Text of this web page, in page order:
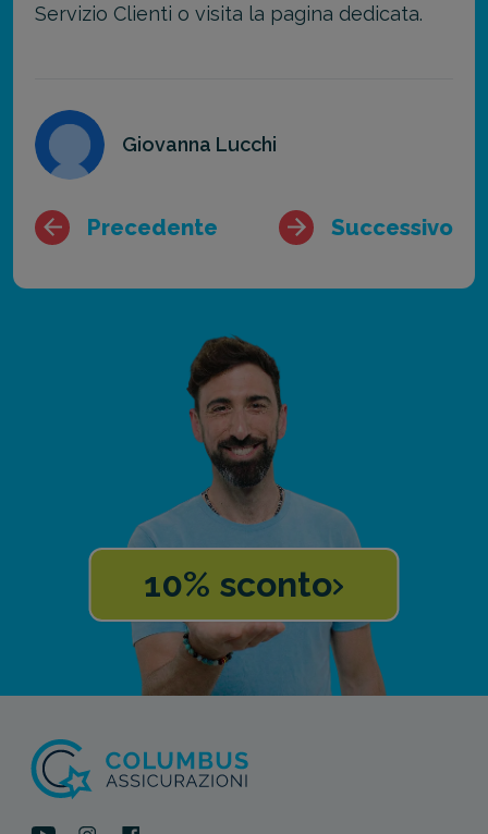
Servizio Clienti o visita la pagina dedicata.
Giovanna Lucchi
Precedente Successivo
10% sconto